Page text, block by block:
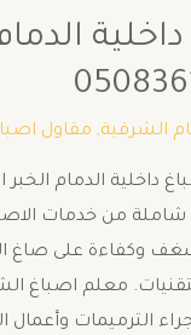
الشرقية, مقاول
داخلية الدمام الخبر
من خدمات
على صاغ الشقق
معلم اصباغ
الترميمات